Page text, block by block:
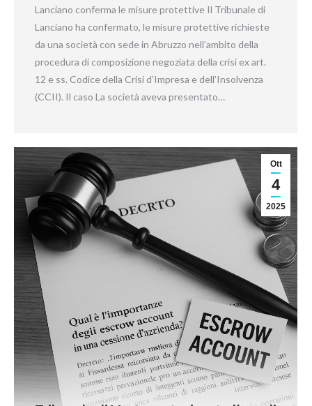
Lanciano conferma le misure protettive Il Tribunale di
Lanciano ha confermato, le misure protettive richieste
da una società con sede in Abruzzo nell’ambito della
procedura di composizione negoziata della crisi ex art.
12 e ss. Codice della Crisi d’Impresa e dell’Insolvenza
(CCII). Il caso La società aveva presentato…
Ott
4
2025